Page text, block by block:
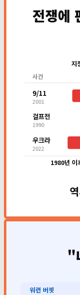
전쟁에
지
사건
9/11
2001
걸프전
1990
우크라
2022
1980년 이
"
워런 버핏